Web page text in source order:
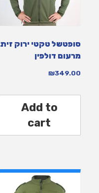
סופטשל טקטי ירוק זית
מרעום דולפין
₪349.00
Add to
cart